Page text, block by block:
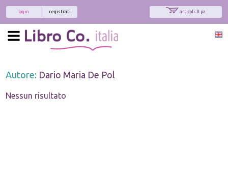
articoli: 0 pz.
registrati
login
Autore: Dario Maria De Pol
Nessun risultato